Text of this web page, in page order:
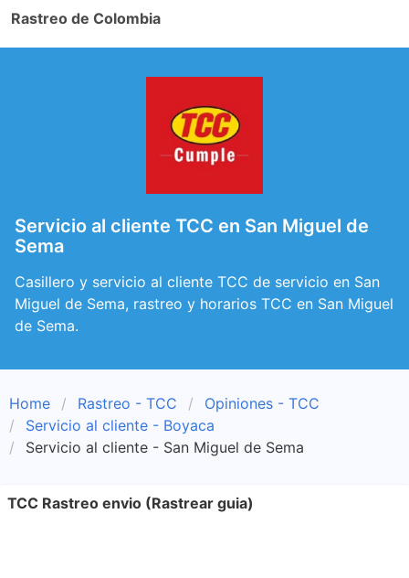
Rastreo de Colombia
Servicio al cliente TCC en San Miguel de
Sema
Casillero y servicio al cliente TCC de servicio en San
Miguel de Sema, rastreo y horarios TCC en San Miguel
de Sema.
Home Rastreo - TCC
Opiniones - TCC
Servicio al cliente - Boyaca
Servicio al cliente - San Miguel de Sema
TCC Rastreo envio (Rastrear guia)